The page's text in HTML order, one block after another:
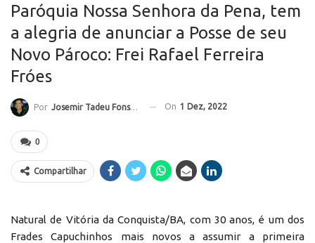
Paróquia Nossa Senhora da Pena, tem
a alegria de anunciar a Posse de seu
Novo Pároco: Frei Rafael Ferreira
Fróes
Por Josemir Tadeu Fonseca On 1 Dez, 2022
0
Compartilhar
Natural de Vitória da Conquista/BA, com 30 anos, é um dos
Frades Capuchinhos mais novos a assumir a primeira